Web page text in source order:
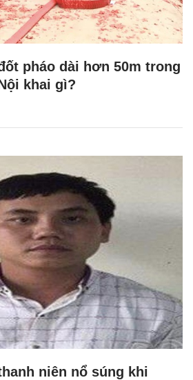
pháo dài hơn 50m trong
khai gì?
niên nổ súng khi